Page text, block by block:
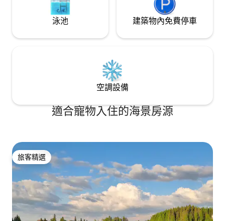
泳池 建築物內免費停車
空調設備
適合寵物入住的海景房源
旅客精選
旅客精選